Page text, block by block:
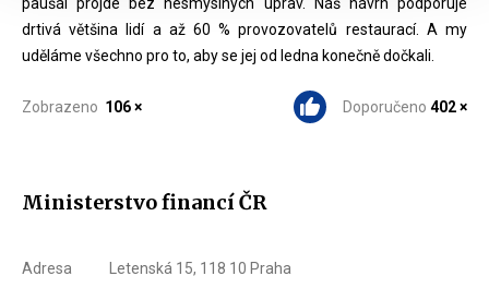
drtivá většina lidí a až 60 % provozovatelů restaurací. A my
uděláme všechno pro to, aby se jej od ledna konečně dočkali.
Zobrazeno 106 × Doporučeno 402 ×
Ministerstvo financí ČR
Adresa Letenská 15, 118 10 Praha